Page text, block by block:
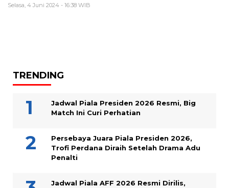
Selasa, 4 Juni 2024 - 16:38 WIB
TRENDING
Jadwal Piala Presiden 2026 Resmi, Big
Match Ini Curi Perhatian
Persebaya Juara Piala Presiden 2026,
Trofi Perdana Diraih Setelah Drama Adu
Penalti
Jadwal Piala AFF 2026 Resmi Dirilis,